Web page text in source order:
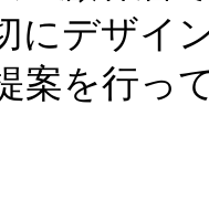
にデザイ
案を行っ